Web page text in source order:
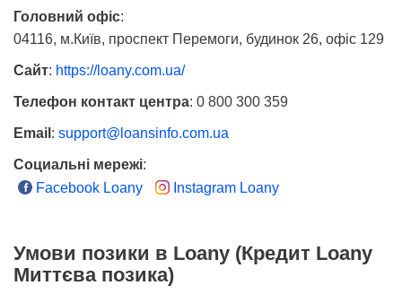
Головний офіс:
04116, м.Київ, проспект Перемоги, будинок 26, офіс 129
Сайт: https://loany.com.ua/
Телефон контакт центра: 0 800 300 359
Email : support@loansinfo.com.ua
Социальні мережі:
Facebook Loany
Instagram Loany
Умови позики в Loany (Кредит Loany
Миттєва позика)